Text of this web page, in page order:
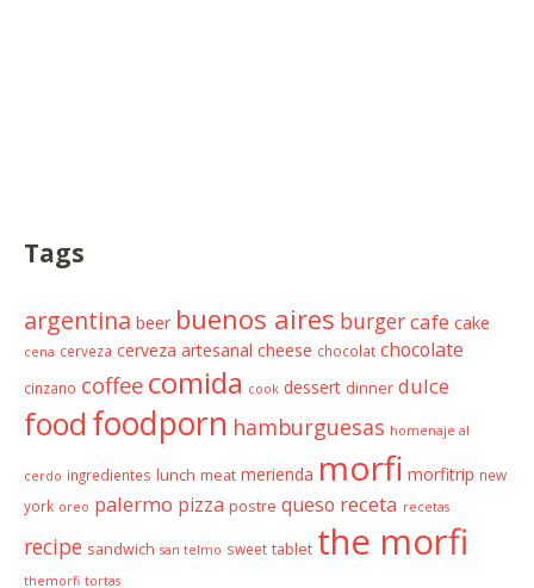
Tags
argentina beer buenos aires burgercafe cake
cena cerveza cerveza artesanal cheese chocolat chocolate
cinzano coffee comida cook dessert dinner dulce
food foodporn hamburguesas homenaje al
cerdo ingredientes lunch meat merienda morfi morfitrip new
york oreo palermo pizza postre queso receta recetas
recipe sandwich san telmo sweet tablet the morfi
themorfi tortas